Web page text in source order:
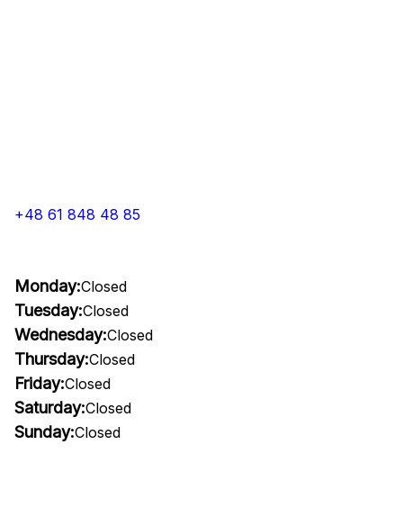
+48 61 848 48 85
Monday:Closed
Tuesday:Closed
Wednesday:Closed
Thursday:Closed
Friday:Closed
Saturday:Closed
Sunday:Closed